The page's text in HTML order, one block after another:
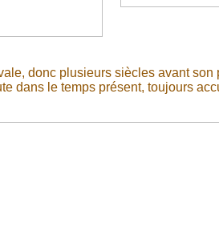
donc plusieurs siècles avant
dans le temps présent, toujours